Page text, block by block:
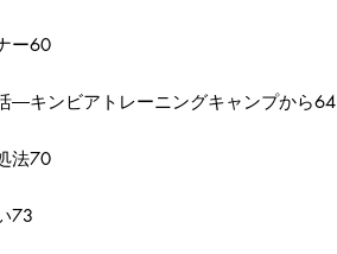
ー60
―キンビアトレーニングキャンプから64
法70
73